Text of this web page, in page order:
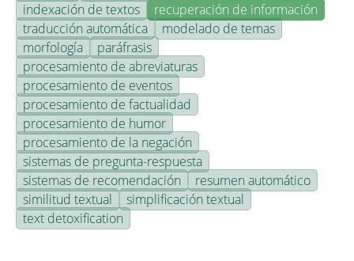
indexación de textos
recuperación de información
traducción automática
modelado de temas
morfología
paráfrasis
procesamiento de abreviaturas
procesamiento de eventos
procesamiento de factualidad
procesamiento de humor
procesamiento de la negación
sistemas de pregunta-respuesta
sistemas de recomendación
resumen automático
similitud textual
simplificación textual
text detoxification